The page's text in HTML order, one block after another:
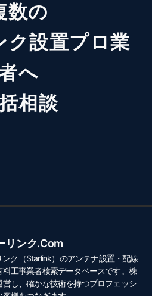
数の
ク設置プロ業
へ
相談
リンク.com
ク（Starlink）のアンテナ設置・配線
工事業者検索データベースです。株
し、確かな技術を持つプロフェッシ